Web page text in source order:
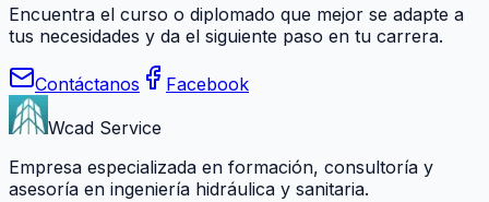
Encuentra el curso o diplomado que mejor se adapte a
tus necesidades y da el siguiente paso en tu carrera.
Contáctanos
Facebook
Wcad Service
Empresa especializada en formación, consultoría y
asesoría en ingeniería hidráulica y sanitaria.